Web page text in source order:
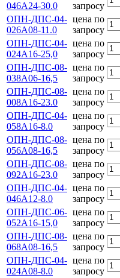
046А24-30.0
запросу
ОПН-ДПС-04-
026А08-11.0
цена по
запросу
ОПН-ДПС-04-
024А16-25,0
цена по
запросу
ОПН-ДПС-08-
038А06-16,5
цена по
запросу
ОПН-ДПС-08-
008А16-23.0
цена по
запросу
ОПН-ДПС-04-
058А16-8.0
цена по
запросу
ОПН-ДПС-08-
056А08-16,5
цена по
запросу
ОПН-ДПС-08-
092А16-23.0
цена по
запросу
ОПН-ДПС-04-
046А12-8.0
цена по
запросу
ОПН-ДПС-06-
052А16-15,0
цена по
запросу
ОПН-ДПС-08-
068А08-16,5
цена по
запросу
ОПН-ДПС-04-
024А08-8.0
цена по
запросу